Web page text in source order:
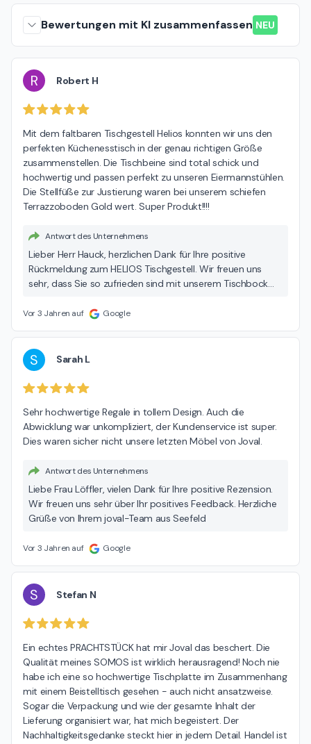
Bewertungen mit KI zusammenfassen NEU
R Robert H
Mit dem faltbaren Tischgestell Helios konnten wir uns den
perfekten Küchenesstisch in der genau richtigen Größe
zusammenstellen. Die Tischbeine sind total schick und
hochwertig und passen perfekt zu unseren Eiermannstühlen.
Die Stellfüße zur Justierung waren bei unserem schiefen
Terrazzoboden Gold wert. Super Produkt!!!!
Antwort des Unternehmens
Lieber Herr Hauck, herzlichen Dank für Ihre positive
Rückmeldung zum HELIOS Tischgestell. Wir freuen uns
sehr, dass Sie so zufrieden sind mit unserem Tischbock
Ihnen viel und lange Freude mit Ihrem HELIOS. Ihr joval-
Vor 3 Jahren auf Google
S Sarah L
Sehr hochwertige Regale in tollem Design. Auch die
Abwicklung war unkompliziert, der Kundenservice ist super.
Dies waren sicher nicht unsere letzten Möbel von Joval.
Antwort des Unternehmens
Liebe Frau Löffler, vielen Dank für Ihre positive Rezension.
Wir freuen uns sehr über Ihr positives Feedback. Herzliche
Grüße von Ihrem joval-Team aus Seefeld
Vor 3 Jahren auf Google
S Stefan N
Ein echtes PRACHTSTÜCK hat mir Joval das beschert. Die
Qualität meines SOMOS ist wirklich herausragend! Noch nie
habe ich eine so hochwertige Tischplatte im Zusammenhang
mit einem Beistelltisch gesehen - auch nicht ansatzweise.
Sogar die Verpackung und wie der gesamte Inhalt der
Lieferung organisiert war, hat mich begeistert. Der
Nachhaltigkeitsgedanke steckt hier in jedem Detail. Handel ist